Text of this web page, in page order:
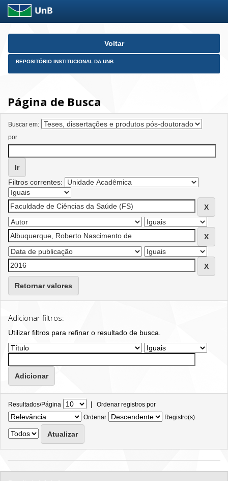
Skip
Voltar
REPOSITÓRIO INSTITUCIONAL DA UNB
Página de Busca
Buscar em:
por
Filtros correntes:
Retornar valores
Adicionar filtros:
Utilizar filtros para refinar o resultado de busca.
Resultados/Página | Ordenar registros por
Ordenar
Registro(s)